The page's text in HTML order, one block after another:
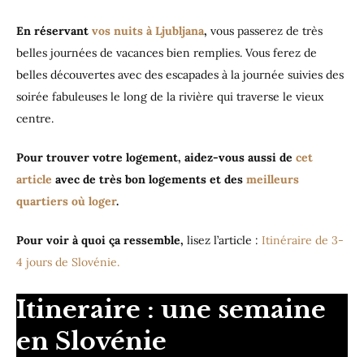
En réservant vos nuits à Ljubljana, vous passerez de très
belles journées de vacances bien remplies. Vous ferez de
belles découvertes avec des escapades à la journée suivies des
soirée fabuleuses le long de la rivière qui traverse le vieux
centre.
Pour trouver votre logement, aidez-vous aussi de cet
article avec de très bon logements et des meilleurs
quartiers où loger.
Pour voir à quoi ça ressemble, lisez l’article : Itinéraire de 3-
4 jours de Slovénie.
Itineraire : une semaine
en Slovénie